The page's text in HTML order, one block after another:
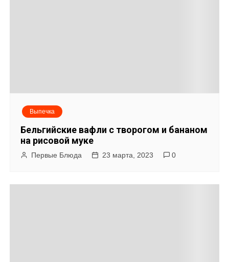
Выпечка
Бельгийские вафли с творогом и бананом
на рисовой муке
Первые Блюда 23 марта, 2023 0